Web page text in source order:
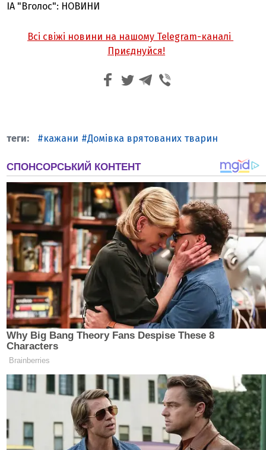
ІА "Вголос": НОВИНИ
Всі свіжі новини на нашому Telegram-каналі
Приєднуйся!
кажани Домівка врятованих тварин